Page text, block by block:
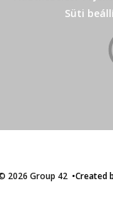
Süti
2026 Group 42 •Created